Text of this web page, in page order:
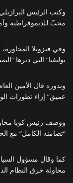
وكتب الرئيس
محبّ للديموقراطية
وفي فنزويلا
بوليفيا” التي دبرها
وبدوره قال الأمين
عميق” إزاء تطورات
ووصف رئيس كوبا
“تضامنه الكامل” مع
كما وقال مسؤول
محاولة خرق النظام